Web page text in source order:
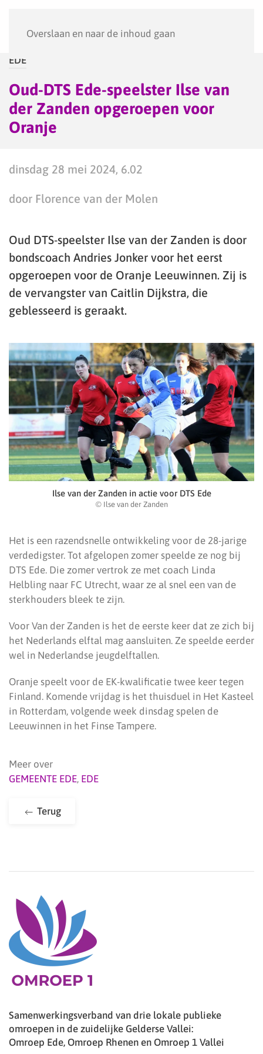
Overslaan en naar de inhoud gaan
EDE
Oud-DTS Ede-speelster Ilse van
der Zanden opgeroepen voor
Oranje
dinsdag 28 mei 2024, 6.02
door Florence van der Molen
Oud DTS-speelster Ilse van der Zanden is door
bondscoach Andries Jonker voor het eerst
opgeroepen voor de Oranje Leeuwinnen. Zij is
de vervangster van Caitlin Dijkstra, die
geblesseerd is geraakt.
Ilse van der Zanden in actie voor DTS Ede
© Ilse van der Zanden
Het is een razendsnelle ontwikkeling voor de 28-jarige
verdedigster. Tot afgelopen zomer speelde ze nog bij
DTS Ede. Die zomer vertrok ze met coach Linda
Helbling naar FC Utrecht, waar ze al snel een van de
sterkhouders bleek te zijn.
Voor Van der Zanden is het de eerste keer dat ze zich bij
het Nederlands elftal mag aansluiten. Ze speelde eerder
wel in Nederlandse jeugdelftallen.
Oranje speelt voor de EK-kwalificatie twee keer tegen
Finland. Komende vrijdag is het thuisduel in Het Kasteel
in Rotterdam, volgende week dinsdag spelen de
Leeuwinnen in het Finse Tampere.
Meer over
GEMEENTE EDE, EDE
Terug
Samenwerkingsverband van drie lokale publieke
omroepen in de zuidelijke Gelderse Vallei:
Omroep Ede, Omroep Rhenen en Omroep 1 Vallei